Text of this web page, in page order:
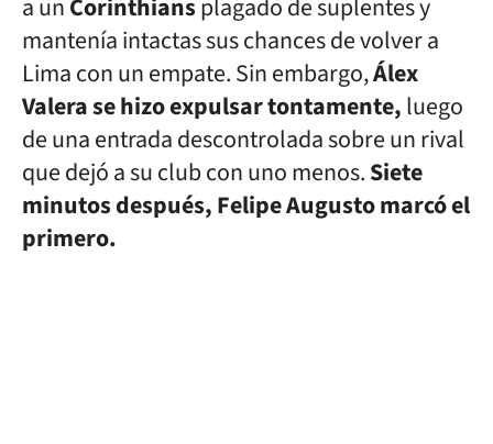
a unCorinthiansplagado de suplentes y
mantenía intactas sus chances de volver a
Lima con un empate. Sin embargo,Álex
Valera se hizo expulsar tontamente,luego
de una entrada descontrolada sobre un rival
que dejó a su club con uno menos.Siete
minutos después, Felipe Augusto marcó el
primero.